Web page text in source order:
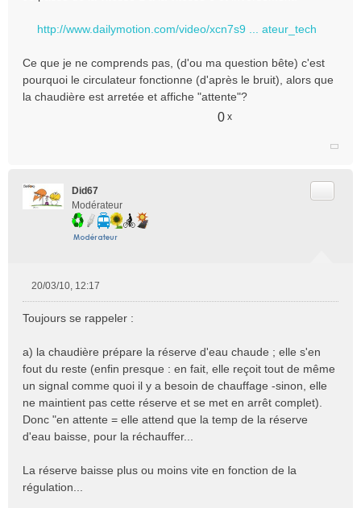
http://www.dailymotion.com/video/xcn7s9 ... ateur_tech
Ce que je ne comprends pas, (d'ou ma question bête) c'est
pourquoi le circulateur fonctionne (d'après le bruit), alors que
la chaudière est arretée et affiche "attente"?
0 x
Did67
Modérateur
s
a
g
e
n
l
20/03/10, 12:17
Toujours se rappeler :
a) la chaudière prépare la réserve d'eau chaude ; elle s'en
fout du reste (enfin presque : en fait, elle reçoit tout de même
un signal comme quoi il y a besoin de chauffage -sinon, elle
ne maintient pas cette réserve et se met en arrêt complet).
Donc "en attente = elle attend que la temp de la réserve
d'eau baisse, pour la réchauffer...
La réserve baisse plus ou moins vite en fonction de la
régulation...